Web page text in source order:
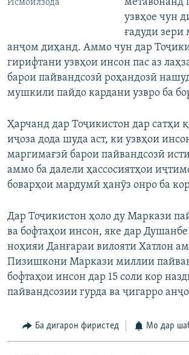
Исмоилзода
метавонанд
узвҳое чун
ғадуди зери
анҷом диҳанд. Аммо чун дар
гирифтани узвҳои инсон пас аз
барои пайвандсозӣ роҳандозӣ
мушкили пайдо кардани узвро ба
Ҳарчанд дар Тоҷикистон дар сатҳи
иҷоза дода шуда аст, ки узвҳои
маргимағзӣ барои пайвандсозӣ
аммо ба далели ҳассосиятҳои
боварҳои мардумӣ ҳанӯз онро ба
Дар Тоҷикистон ҳоло ду Маркази
ва бофтаҳои инсон, яке дар Душанбе
ноҳияи Данғараи вилояти Хатлон
Пизишкони Маркази миллии
бофтаҳои инсон дар 15 соли кор
пайвандсозии гурда ва ҷигарро
Ба дигарон фиристед Мо дар